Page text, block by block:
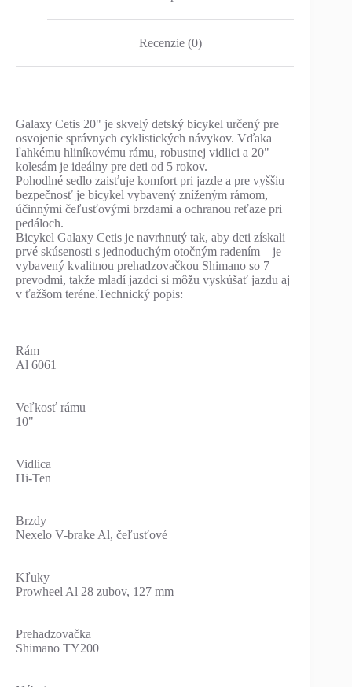
Recenzie (0)
Galaxy Cetis 20" je skvelý detský bicykel určený pre
osvojenie správnych cyklistických návykov. Vďaka
ľahkému hliníkovému rámu, robustnej vidlici a 20"
kolesám je ideálny pre deti od 5 rokov.
Pohodlné sedlo zaisťuje komfort pri jazde a pre vyššiu
bezpečnosť je bicykel vybavený zníženým rámom,
účinnými čeľusťovými brzdami a ochranou reťaze pri
pedáloch.
Bicykel Galaxy Cetis je navrhnutý tak, aby deti získali
prvé skúsenosti s jednoduchým otočným radením – je
vybavený kvalitnou prehadzovačkou Shimano so 7
prevodmi, takže mladí jazdci si môžu vyskúšať jazdu aj
v ťažšom teréne.Technický popis:
Rám
Al 6061
Veľkosť rámu
10"
Vidlica
Hi-Ten
Brzdy
Nexelo V-brake Al, čeľusťové
Kľuky
Prowheel Al 28 zubov, 127 mm
Prehadzovačka
Shimano TY200